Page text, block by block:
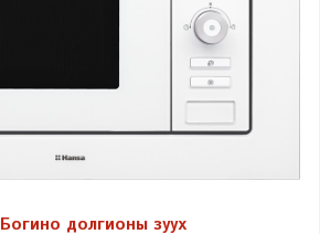
Богино долгионы зуух